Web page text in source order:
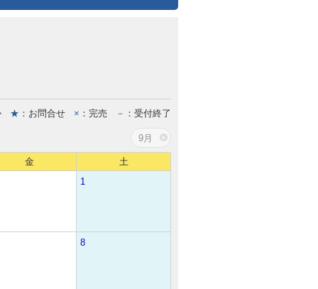
★ ：お問合せ × ：完売 － ：受付終了
9月
金
土
1
8